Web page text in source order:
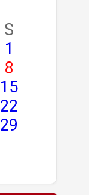
S
1
8
15
22
29